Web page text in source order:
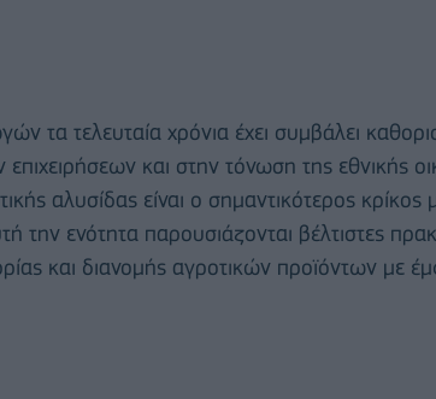
τα τελευταία χρόνια έχει συμβάλει
και στην τόνωση της εθνικής
αλυσίδας είναι ο σημαντικότερος
την ενότητα παρουσιάζονται βέλτιστες
και διανομής αγροτικών προϊόντων με